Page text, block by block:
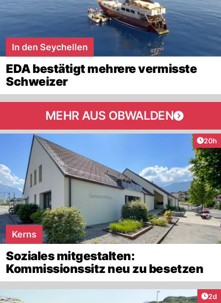
In den Seychellen
EDA bestätigt mehrere vermisste
Schweizer
MEHR AUS OBWALDEN
20h
Kerns
Soziales mitgestalten:
Kommissionssitz neu zu besetzen
2d